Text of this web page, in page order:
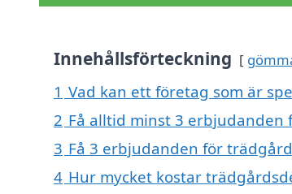
Innehållsförteckning
1 Vad kan ett företag som är
2 Få alltid minst 3 erbjudanden
3 Få 3 erbjudanden för
4 Hur mycket kostar